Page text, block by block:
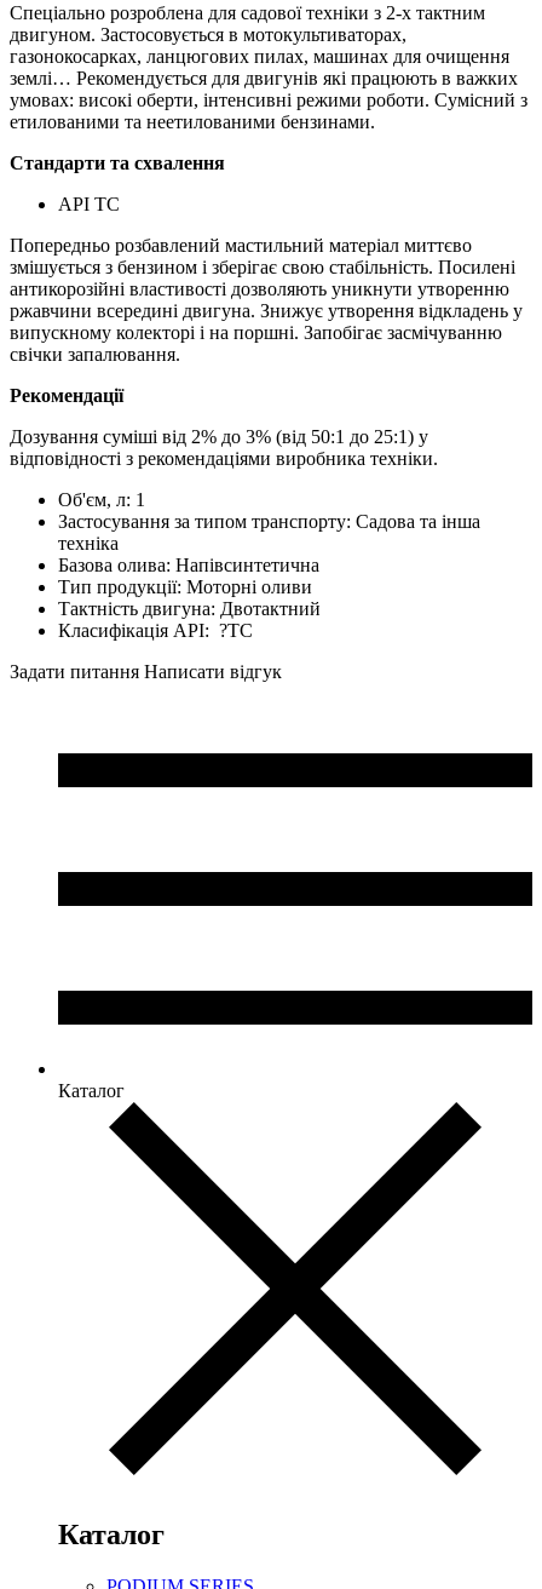
Спеціально розроблена для садової техніки з 2-х тактним
двигуном. Застосовується в мотокультиваторах,
газонокосарках, ланцюгових пилах, машинах для очищення
землі… Рекомендується для двигунів які працюють в важких
умовах: високі оберти, інтенсивні режими роботи. Сумісний з
етилованими та неетилованими бензинами.
Стандарти та схвалення
API TC
Попередньо розбавлений мастильний матеріал миттєво
змішується з бензином і зберігає свою стабільність. Посилені
антикорозійні властивості дозволяють уникнути утворенню
ржавчини всередині двигуна. Знижує утворення відкладень у
випускному колекторі і на поршні. Запобігає засмічуванню
свічки запалювання.
Рекомендації
Дозування суміші від 2% до 3% (від 50:1 до 25:1) у
відповідності з рекомендаціями виробника техніки.
Об'єм, л: 1
Застосування за типом транспорту: Садова та інша
техніка
Базова олива: Напівсинтетична
Тип продукції: Моторні оливи
Тактність двигуна: Двотактний
Класифікація API: ?TC
Задати питання Написати відгук
Каталог
Каталог